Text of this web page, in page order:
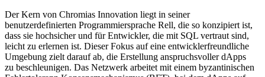
Der Kern von Chromias Innovation liegt in seiner
benutzerdefinierten Programmiersprache Rell, die so konzipiert ist,
dass sie hochsicher und für Entwickler, die mit SQL vertraut sind,
leicht zu erlernen ist. Dieser Fokus auf eine entwicklerfreundliche
Umgebung zielt darauf ab, die Erstellung anspruchsvoller dApps
zu beschleunigen. Das Netzwerk arbeitet mit einem byzantinischen